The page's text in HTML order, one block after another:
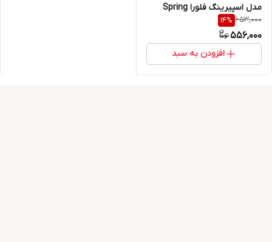
مدل اسپیرینگ فلورا Spring
Flora حجم 50 میلی لیتر
653,000
14%
556,000
افزودن به سبد